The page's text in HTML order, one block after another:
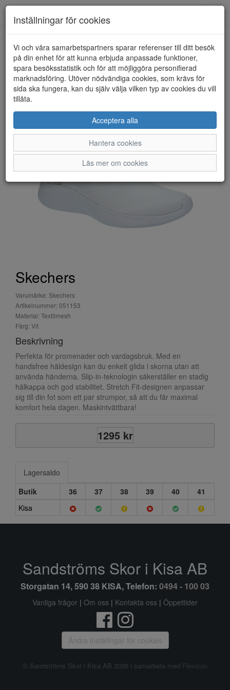
HEM SKECHERS
Skechers
Varumärke: Skechers
Artikelnummer: 051153
Material: Textilmesh
Färg: Vit
Beskrivning
Perfekta för promenader och vardagsbruk. Med en
handsfree häldesign kan du enkelt glida i skorna utan att
använda händerna. Slip-in-teknologin säkerställer en stadig
hälkappa och god stabilitet. Stretch Fit-designen anpassar
sig till din fot som ett par strumpor, så att du får maximal
komfort hela dagen. Maskintvättbara!
1295 kr
Lagersaldo
Butik
36 37 38 39 40
41
Kisa
Inställningar för cookies
Vi och våra samarbetspartners sparar referenser till ditt besök
på din enhet för att kunna erbjuda anpassade funktioner,
spara besöksstatistik och för att möjliggöra personifierad
marknadsföring. Utöver nödvändiga cookies, som krävs för
sida ska fungera, kan du själv välja vilken typ av cookies du vill
tillåta.
Acceptera alla
Hantera cookies
Läs mer om cookies
Sandströms Skor i Kisa AB
Storgatan 14, 590 38 KISA, Telefon: 0494 - 100 03
Vanliga frågor | Om oss | Kontakta oss | Öppettider
Ändra inställingar för cookies
© Sandströms Skor i Kisa AB 2026 i samarbete med Flexicon